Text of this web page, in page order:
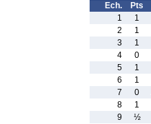
Ech. Pts
1
1
2
1
3
1
4
0
5
1
6
1
7
0
8
1
9
½